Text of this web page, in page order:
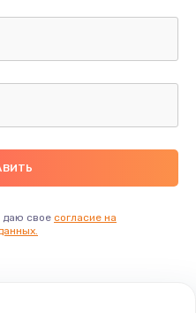
на кнопки
даю свое согласие на